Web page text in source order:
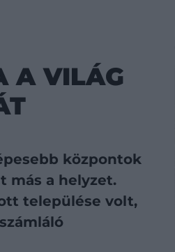
A VILÁG
központok
más a helyzet.
települése volt,